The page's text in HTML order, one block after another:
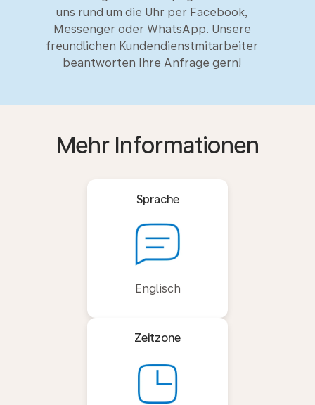
uns rund um die Uhr per Facebook,
Messenger oder WhatsApp. Unsere
freundlichen Kundendienstmitarbeiter
beantworten Ihre Anfrage gern!
Mehr Informationen
Sprache
Englisch
Zeitzone